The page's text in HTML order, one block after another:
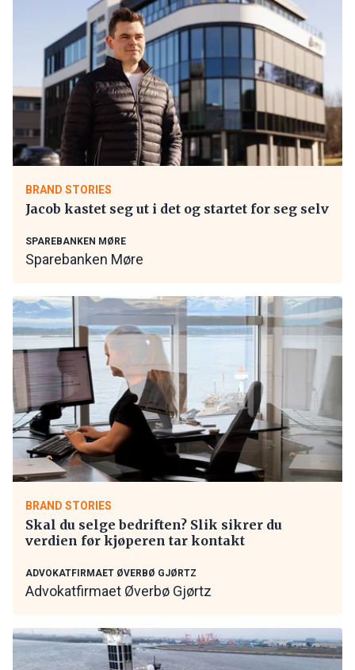
BRAND STORIES
Jacob kastet seg ut i det og startet for seg selv
SPAREBANKEN MØRE
Sparebanken Møre
BRAND STORIES
Skal du selge bedriften? Slik sikrer du
verdien før kjøperen tar kontakt
ADVOKATFIRMAET ØVERBØ GJØRTZ
Advokatfirmaet Øverbø Gjørtz